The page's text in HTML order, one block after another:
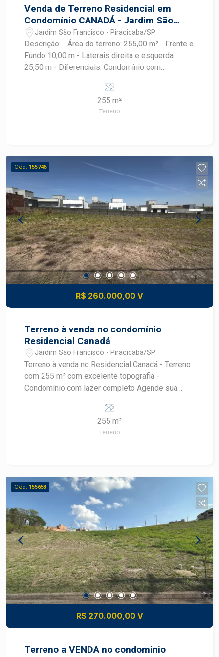
Venda de Terreno Residencial em
Condomínio CANADÁ - Jardim São
Francisco, Piracicaba/SP
Jardim São Francisco - Piracicaba/SP
Descrição: - Área do terreno: 255,00 m² - Frente e
Fundo 10,00 m - Laterais direita e esquerda
25,50 m - Diferenciais: Condomínio com
asfaltadas, fácil acesso e ótima valorização.
Ideal para quem busca morar com qualidade de
vida, segurança e tranquilidade.
255 m²
Terreno
Cód. 155746
R$ 260.000,00 V
Terreno à venda no condomínio
Residencial Canadá
Jardim São Francisco - Piracicaba/SP
Terreno à venda no Residencial Canadá - Terreno
com 255 m² com excelente topografia -
Condomínio com lazer completo Agende sua
255 m²
Terreno
Cód. 155653
R$ 270.000,00 V
Terreno a VENDA no condominio